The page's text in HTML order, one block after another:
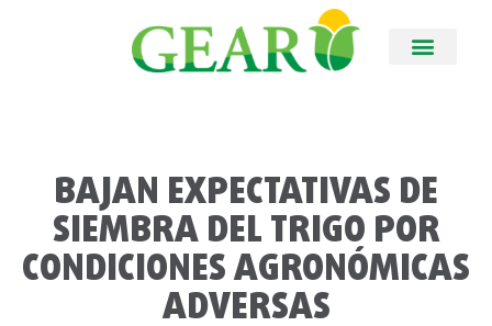
BAJAN EXPECTATIVAS DE
SIEMBRA DEL TRIGO POR
CONDICIONES AGRONÓMICAS
ADVERSAS